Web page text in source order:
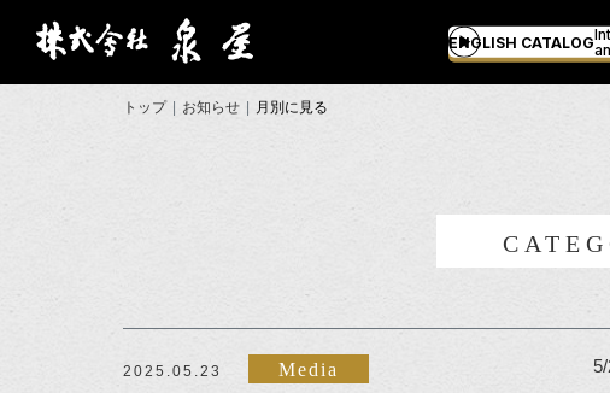
ENGLISH CATALOG
トップ お知らせ 月別に見る
2025.05.23 Media